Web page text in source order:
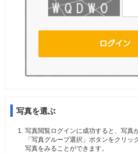
写真を選ぶ
写真閲覧ログインに成功すると、写真
「写真グループ選択」ボタンをクリッ
写真をみることができます。